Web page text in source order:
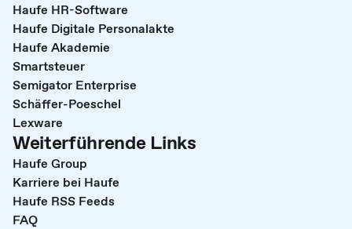
Haufe HR-Software
Haufe Digitale Personalakte
Haufe Akademie
Smartsteuer
Semigator Enterprise
Schäffer-Poeschel
Lexware
Weiterführende Links
Haufe Group
Karriere bei Haufe
Haufe RSS Feeds
FAQ